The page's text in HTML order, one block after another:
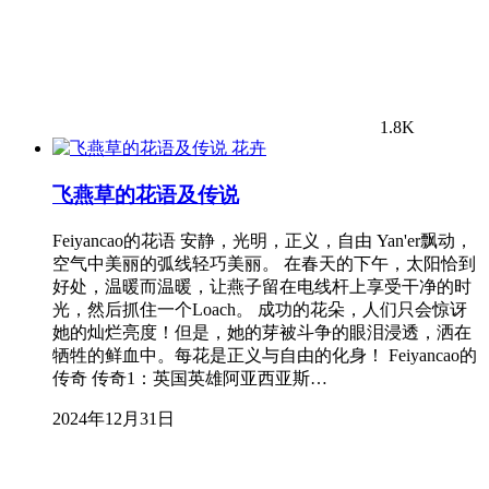
1.8K
花卉
飞燕草的花语及传说
Feiyancao的花语 安静，光明，正义，自由 Yan'er飘动，
空气中美丽的弧线轻巧美丽。 在春天的下午，太阳恰到
好处，温暖而温暖，让燕子留在电线杆上享受干净的时
光，然后抓住一个Loach。 成功的花朵，人们只会惊讶
她的灿烂亮度！但是，她的芽被斗争的眼泪浸透，洒在
牺牲的鲜血中。每花是正义与自由的化身！ Feiyancao的
传奇 传奇1：英国英雄阿亚西亚斯…
2024年12月31日